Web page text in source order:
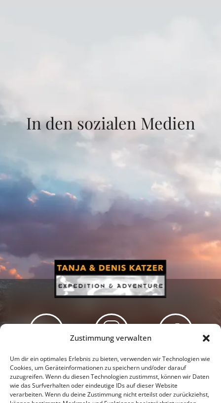
Zustimmung verwalten
Um dir ein optimales Erlebnis zu bieten, verwenden wir Technologien wie
Cookies, um Geräteinformationen zu speichern und/oder darauf
zuzugreifen. Wenn du diesen Technologien zustimmst, können wir Daten
wie das Surfverhalten oder eindeutige IDs auf dieser Website
verarbeiten. Wenn du deine Zustimmung nicht erteilst oder zurückziehst,
In den sozialen Medien
Newsletter Podcast Facebook